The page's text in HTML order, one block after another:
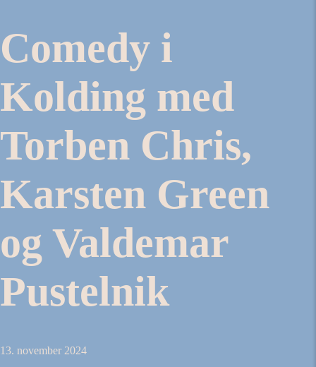
Comedy i
Kolding med
Torben Chris,
Karsten Green
og Valdemar
Pustelnik
13. november 2024